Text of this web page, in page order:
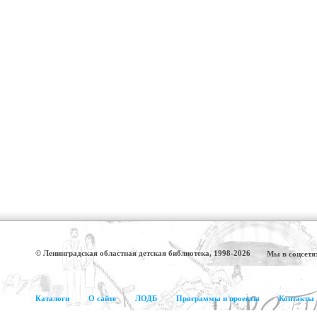
© Ленинградская областная детская библиотека, 1998-2026 Мы в
Каталоги О сайте ЛОДБ Программы и проекты Контакты